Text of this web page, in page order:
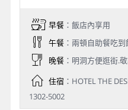
早餐：飯店內享用
午餐：兩頓自助餐吃到
晚餐：明洞方便逛街.
住宿：HOTEL THE
1302-5002